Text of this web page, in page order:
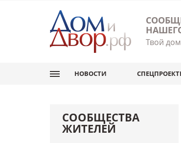
Твой
НОВОСТИ
СООБЩЕСТВА
ЖИТЕЛЕЙ